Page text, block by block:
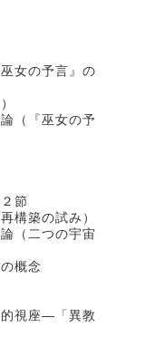
女の予言』の
（『巫女の予
節
構築の試み）
（二つの宇宙
概念
視座―「異教